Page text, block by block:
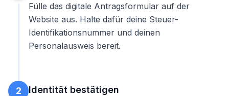
Fülle das digitale Antragsformular auf der
Website aus. Halte dafür deine Steuer-
Identifikationsnummer und deinen
Personalausweis bereit.
2 Identität bestätigen